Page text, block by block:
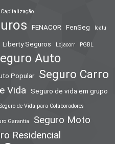
Capitalização
FENACOR FenSeg Icatu
Liberty Seguros Lojacorr PGBL
Auto
Popular Seguro Carro
Vida
Seguro de vida em grupo
de Vida para Colaboradores
Garantia Seguro Moto
Residencial